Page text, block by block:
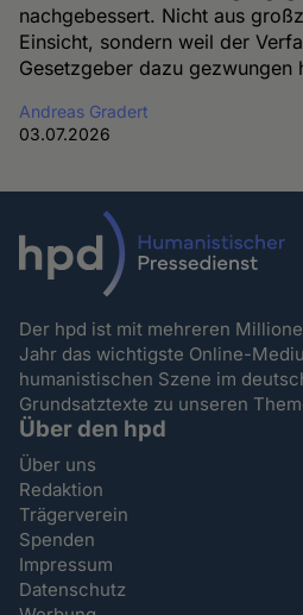
nachgebessert. Nicht aus
Einsicht, sondern weil der
Gesetzgeber dazu gezwungen
Andreas Gradert
03.07.2026
Der hpd ist mit mehreren
Jahr das wichtigste Online-
humanistischen Szene im
Grundsatztexte zu unseren
Über den hpd
Über uns
Redaktion
Trägerverein
Spenden
Impressum
Datenschutz